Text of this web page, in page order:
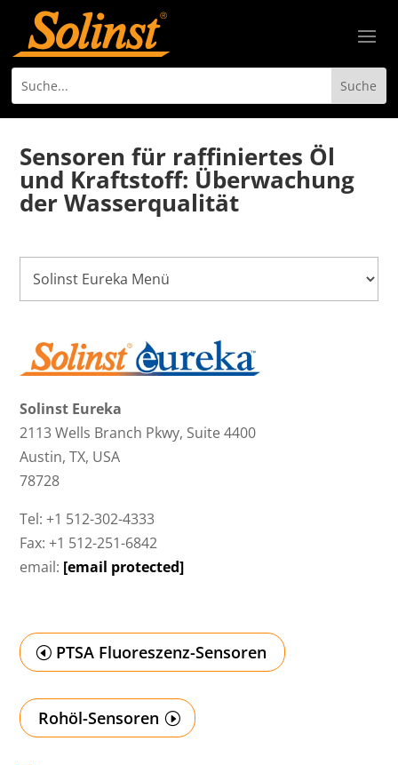
Sensoren für raffiniertes Öl
und Kraftstoff: Überwachung
der Wasserqualität
Solinst Eureka
2113 Wells Branch Pkwy, Suite 4400
Austin, TX, USA
78728
Tel: +1 512-302-4333
Fax: +1 512-251-6842
email: [email protected]
PTSA Fluoreszenz-Sensoren
Rohöl-Sensoren